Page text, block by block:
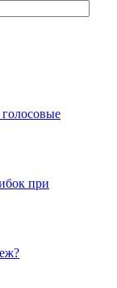
при